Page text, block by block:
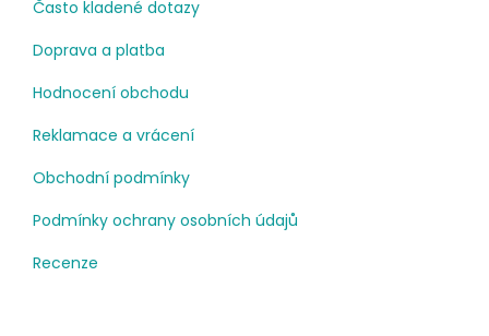
Často kladené dotazy
Doprava a platba
Hodnocení obchodu
Reklamace a vrácení
Obchodní podmínky
Podmínky ochrany osobních údajů
Recenze